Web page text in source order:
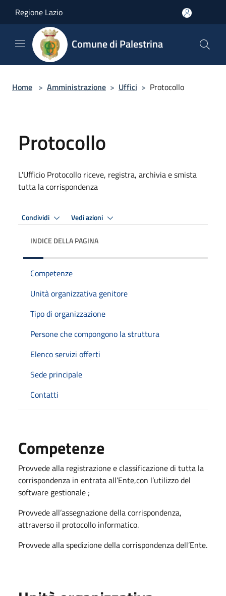
Regione Lazio
Comune di Palestrina
Home > Amministrazione > Uffici > Protocollo
Protocollo
L'Ufficio Protocollo riceve, registra, archivia e smista
tutta la corrispondenza
Condividi Vedi azioni
INDICE DELLA PAGINA
Competenze
Unità organizzativa genitore
Tipo di organizzazione
Persone che compongono la struttura
Elenco servizi offerti
Sede principale
Contatti
Competenze
Provvede alla registrazione e classificazione di tutta la
corrispondenza in entrata all’Ente,con l’utilizzo del
software gestionale ;
Provvede all’assegnazione della corrispondenza,
attraverso il protocollo informatico.
Provvede alla spedizione della corrispondenza dell’Ente.